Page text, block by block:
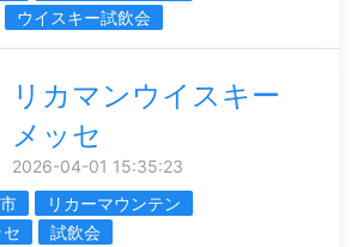
ウイスキー試飲会
リカマンウイスキー
メッセ
2026-04-01 15:35:23
リカーマウンテン
試飲会